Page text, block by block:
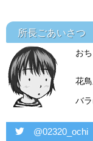
所長ごあいさつ
おち
花
バ
twitter @02320_ochi